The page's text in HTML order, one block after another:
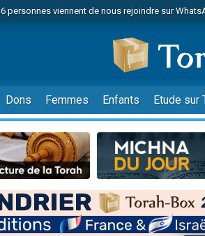
6 personnes viennent de nous rejoindre sur
2 personnes viennent de faire un don pour 1
17 personnes viennent de demander une
4 personnes viennent de nous rejoindre sur
Il reste 49 places pour étudier en groupe sur
23 personnes viennent de faire un don pour
Eva vient de donner son Maasser
4 personnes viennent de nous rejoindre sur
3 personnes viennent de nous rejoindre sur
3 personnes viennent de faire un don pour 5
Dons Femmes Enfants Etude sur